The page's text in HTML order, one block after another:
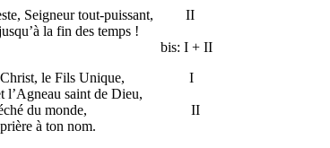
Seigneur tout-puissant, II
la fin des temps !
I + II
le Christ, le Fils Unique, I
saint de Dieu,
péché du monde, II
à ton nom.